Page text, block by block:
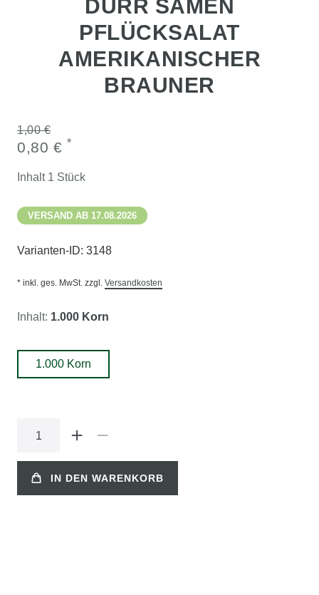
DÜRR SAMEN
PFLÜCKSALAT
AMERIKANISCHER
BRAUNER
1,00 €
0,80 € *
Inhalt 1 Stück
VERSAND AB 17.08.2026
Varianten-ID: 3148
* inkl. ges. MwSt. zzgl. Versandkosten
Inhalt: 1.000 Korn
1.000 Korn
IN DEN WARENKORB